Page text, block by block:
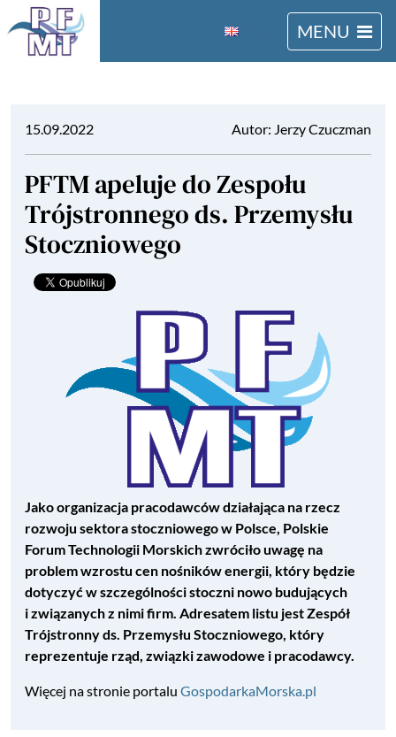
MENU
15.09.2022 Autor: Jerzy Czuczman
PFTM apeluje do Zespołu
Trójstronnego ds. Przemysłu
Stoczniowego
Jako organizacja pracodawców działająca na rzecz
rozwoju sektora stoczniowego w Polsce, Polskie
Forum Technologii Morskich zwróciło uwagę na
problem wzrostu cen nośników energii, który będzie
dotyczyć w szczególności stoczni nowo budujących
i związanych z nimi firm. Adresatem listu jest Zespół
Trójstronny ds. Przemysłu Stoczniowego, który
reprezentuje rząd, związki zawodowe i pracodawcy.
Więcej na stronie portalu GospodarkaMorska.pl